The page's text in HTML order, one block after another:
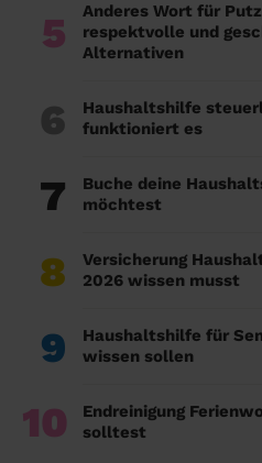
5
Anderes Wort für
respektvolle und
Alternativen
6
Haushaltshilfe
funktioniert es
7
Buche deine
möchtest
8
Versicherung
2026 wissen musst
9
Haushaltshilfe für
wissen sollen
10
Endreinigung
solltest